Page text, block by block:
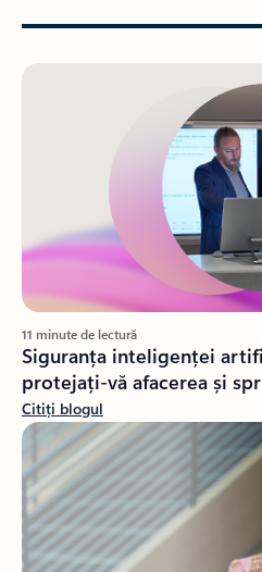
11 minute de lectură
Siguranța inteligenței
protejați-vă afacerea și
Citiți blogul